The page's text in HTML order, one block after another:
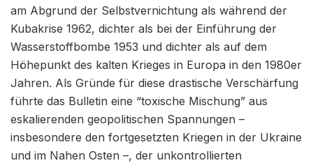
am Abgrund der Selbstvernichtung als während der
Kubakrise 1962, dichter als bei der Einführung der
Wasserstoffbombe 1953 und dichter als auf dem
Höhepunkt des kalten Krieges in Europa in den 1980er
Jahren. Als Gründe für diese drastische Verschärfung
führte das Bulletin eine “toxische Mischung” aus
eskalierenden geopolitischen Spannungen –
insbesondere den fortgesetzten Kriegen in der Ukraine
und im Nahen Osten –, der unkontrollierten